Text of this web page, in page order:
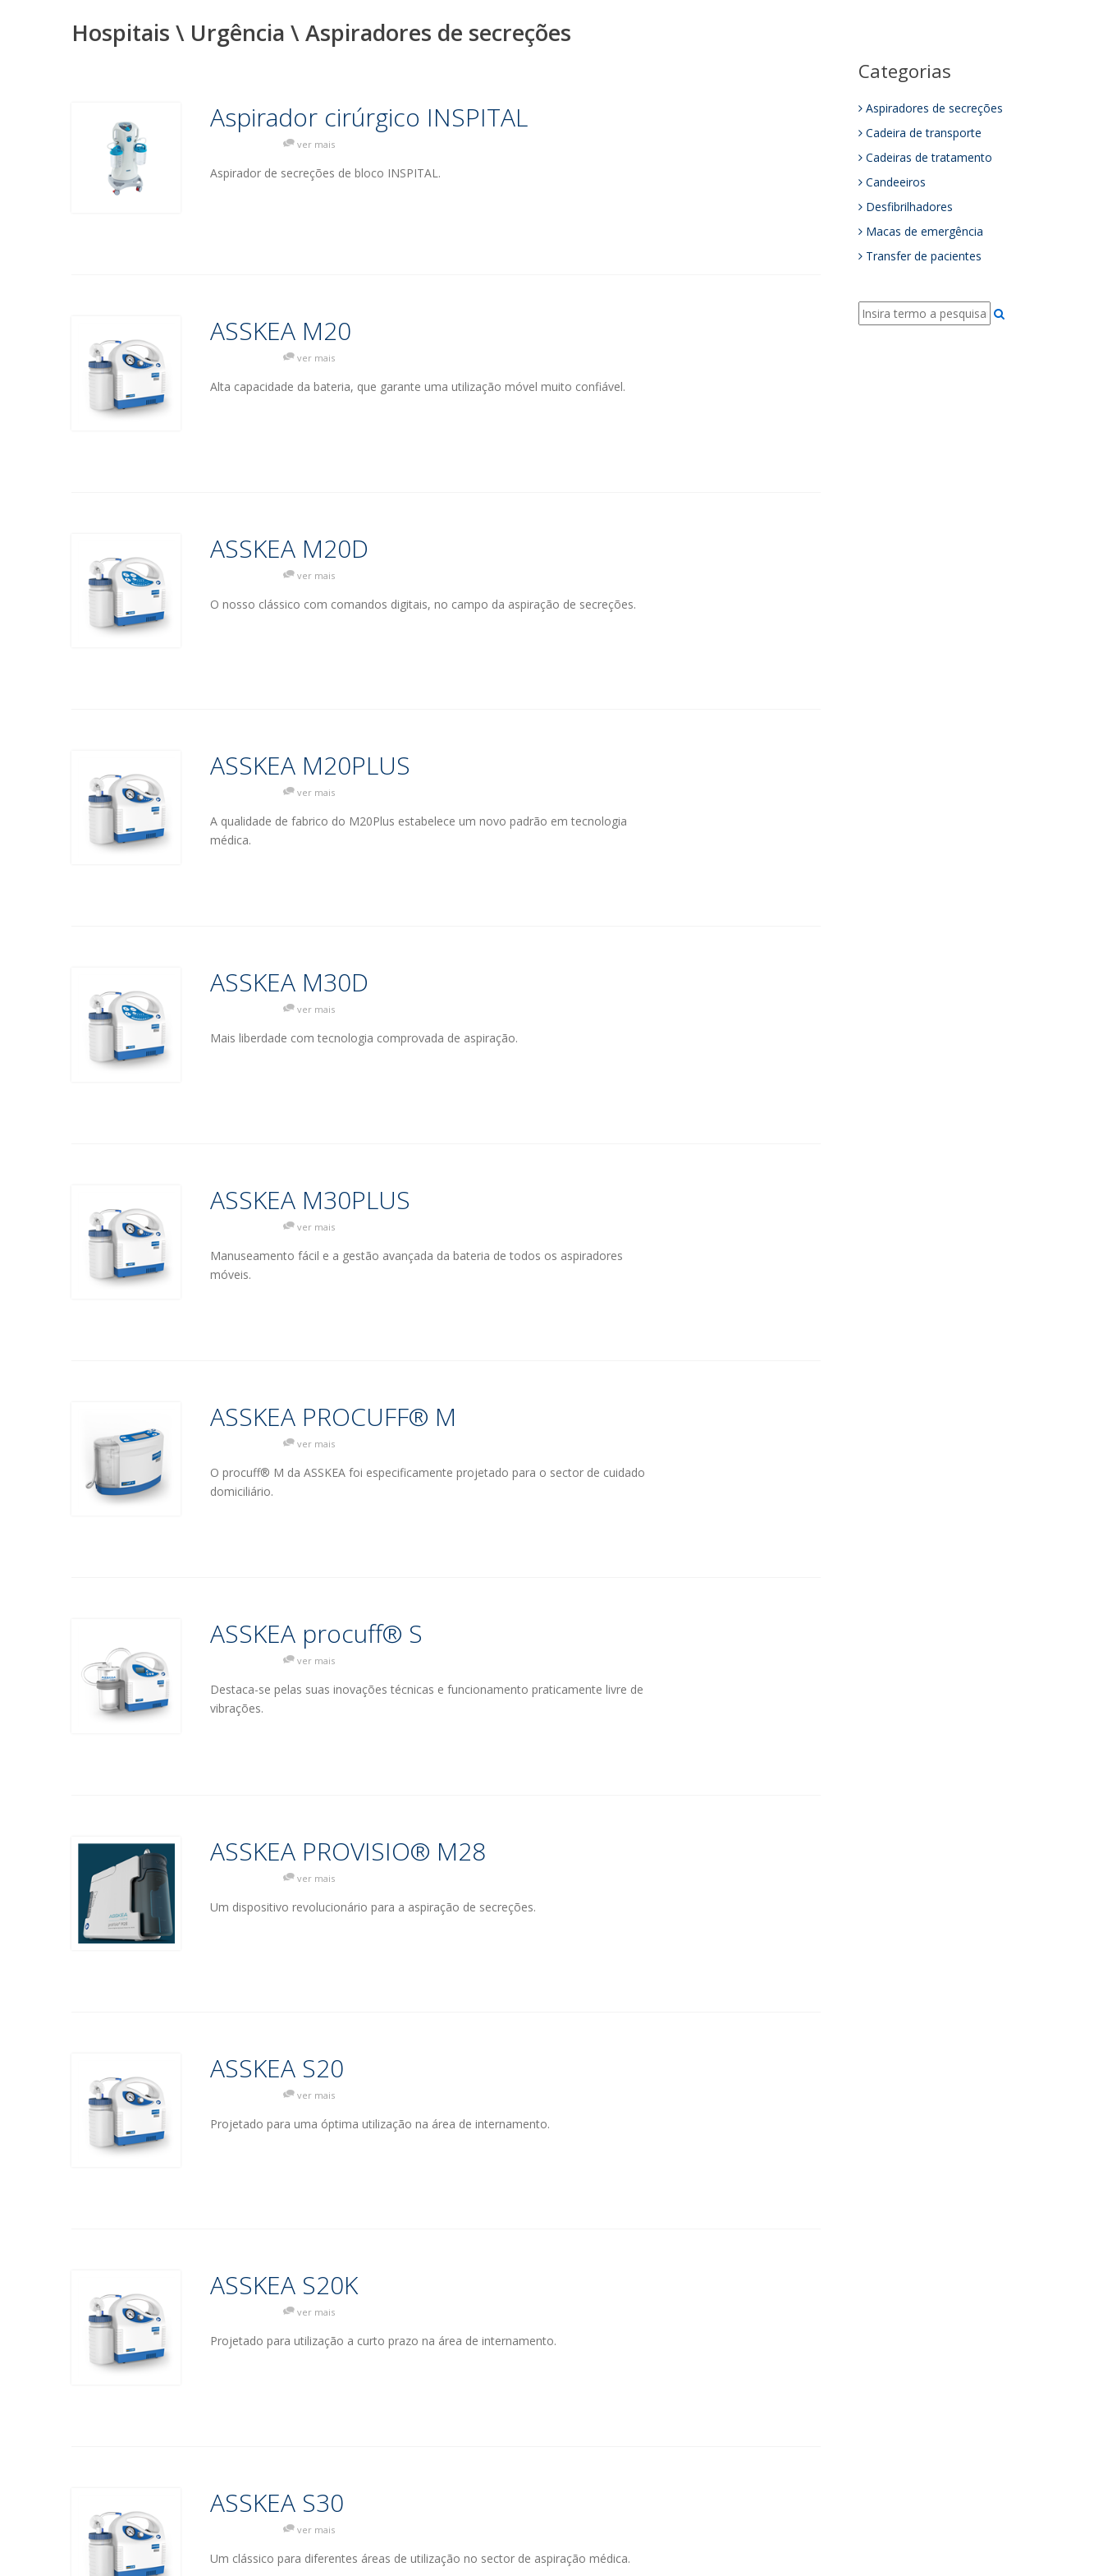
Hospitais \ Urgência \ Aspiradores de secreções
Aspirador cirúrgico INSPITAL
ver mais
Aspirador de secreções de bloco INSPITAL.
ASSKEA M20
ver mais
Alta capacidade da bateria, que garante uma utilização móvel muito confiável.
ASSKEA M20D
ver mais
O nosso clássico com comandos digitais, no campo da aspiração de secreções.
ASSKEA M20PLUS
ver mais
A qualidade de fabrico do M20Plus estabelece um novo padrão em tecnologia
médica.
ASSKEA M30D
ver mais
Mais liberdade com tecnologia comprovada de aspiração.
ASSKEA M30PLUS
ver mais
Manuseamento fácil e a gestão avançada da bateria de todos os aspiradores
móveis.
ASSKEA PROCUFF® M
ver mais
O procuff® M da ASSKEA foi especificamente projetado para o sector de cuidado
domiciliário.
ASSKEA procuff® S
ver mais
Destaca-se pelas suas inovações técnicas e funcionamento praticamente livre de
vibrações.
ASSKEA PROVISIO® M28
ver mais
Um dispositivo revolucionário para a aspiração de secreções.
ASSKEA S20
ver mais
Projetado para uma óptima utilização na área de internamento.
ASSKEA S20K
ver mais
Projetado para utilização a curto prazo na área de internamento.
ASSKEA S30
ver mais
Um clássico para diferentes áreas de utilização no sector de aspiração médica.
Categorias
Aspiradores de secreções
Cadeira de transporte
Cadeiras de tratamento
Candeeiros
Desfibrilhadores
Macas de emergência
Transfer de pacientes